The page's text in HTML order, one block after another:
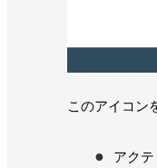
このアイコン
アク